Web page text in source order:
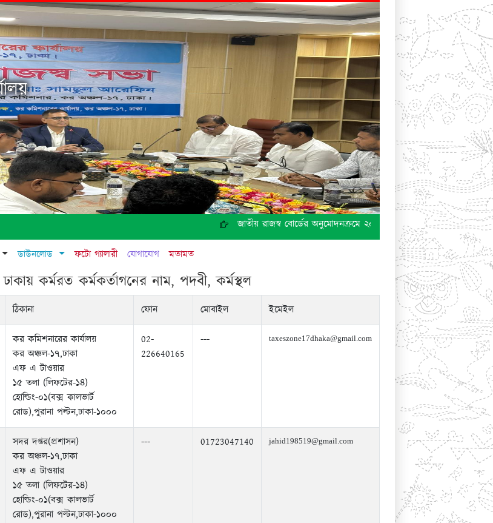
জাতীয় রাজস্ব বোর্ডের অনুমোদনক্রমে ২০২৩-২০২৪ করবর্ষের (তৃতীয় পর্যায়ে)
ডাউনলোড ফটো গ্যালারী যোগাযোগ মতামত
কর্মরত কর্মকর্তাগনের নাম, পদবী, কর্মস্থল
ঠিকানা ফোন মোবাইল ইমেইল
কর কমিশনারের কার্যালয়
কর অঞ্চল-১৭,ঢাকা
এফ এ টাওয়ার
১৫ তলা (লিফটের-১৪)
হোল্ডিং-০১(বক্স কালভার্ট
রোড),পুরানা পল্টন,ঢাকা-১০০০
02-
226640165
--- taxeszone17dhaka@gmail.com
সদর দপ্তর(প্রশাসন)
কর অঞ্চল-১৭,ঢাকা
এফ এ টাওয়ার
১৫ তলা (লিফটের-১৪)
হোল্ডিং-০১(বক্স কালভার্ট
রোড),পুরানা পল্টন,ঢাকা-১০০০
--- 01723047140 jahid198519@gmail.com